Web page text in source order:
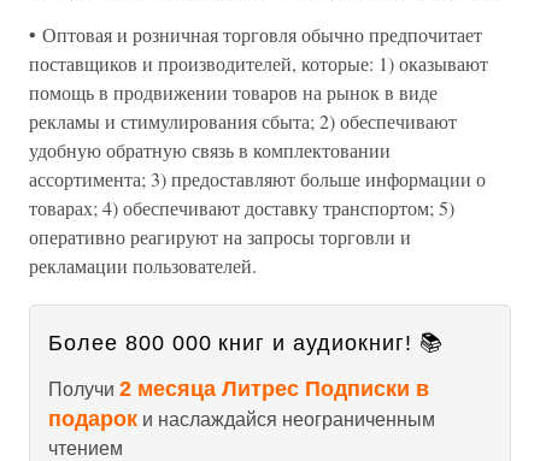
• Оптовая и розничная торговля обычно предпочитает
поставщиков и производителей, которые: 1) оказывают
помощь в продвижении товаров на рынок в виде
рекламы и стимулирования сбыта; 2) обеспечивают
удобную обратную связь в комплектовании
ассортимента; 3) предоставляют больше информации о
товарах; 4) обеспечивают доставку транспортом; 5)
оперативно реагируют на запросы торговли и
рекламации пользователей.
Более 800 000 книг и аудиокниг! 📚
Получи 2 месяца Литрес Подписки в
подарок и наслаждайся неограниченным
чтением